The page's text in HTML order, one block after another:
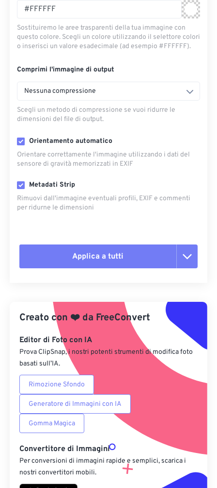
Sostituiremo le aree trasparenti della tua immagine con
questo colore. Scegli un colore utilizzando il selettore colori
o inserisci un valore esadecimale (ad esempio #FFFFFF).
Comprimi l'immagine di output
Nessuna compressione
Scegli un metodo di compressione se vuoi ridurre le
dimensioni del file di output.
Orientamento automatico
Orientare correttamente l'immagine utilizzando i dati del
sensore di gravità memorizzati in EXIF
Metadati Strip
Rimuovi dall'immagine eventuali profili, EXIF ​​e commenti
per ridurne le dimensioni
Applica a tutti
Applica da preimpostazione
Salva come predefinito
Creato con ❤️ da FreeConvert
Editor di Foto con IA
Prova ClipSnap, i nostri potenti strumenti di modifica foto
basati sull’IA.
Rimozione Sfondo
Generatore di Immagini con IA
Gomma Magica
Convertitore di Immagini
Per conversioni di immagini rapide e semplici, scarica i
nostri convertitori mobili.